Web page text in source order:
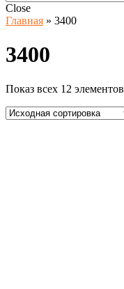
Close
Главная » 3400
3400
Показ всех 12 элементов